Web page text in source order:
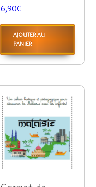
6,90€
AJOUTER AU
PANIER